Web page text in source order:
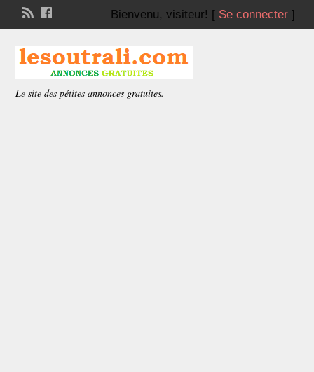
Bienvenu, visiteur! [ Se connecter]
Le site des pétites annonces gratuites.